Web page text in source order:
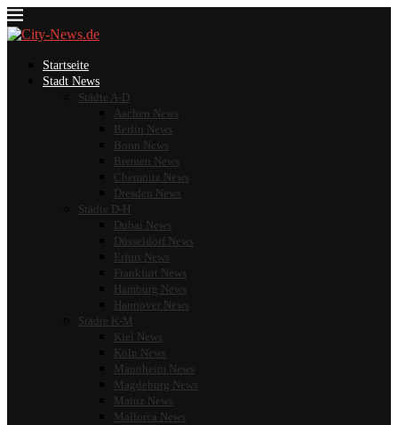
Startseite
Stadt News
Städte A-D
Aachen News
Berlin News
Bonn News
Bremen News
Chemnitz News
Dresden News
Städte D-H
Dubai News
Düsseldorf News
Erfurt News
Frankfurt News
Hamburg News
Hannover News
Städte K-M
Kiel News
Köln News
Mannheim News
Magdeburg News
Mainz News
Mallorca News